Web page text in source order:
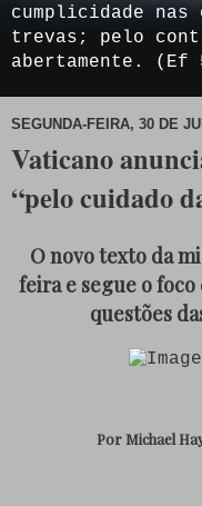
cumplicidade
trevas; pelo
abertamente. (Ef
SEGUNDA-FEIRA, 30 DE
Vaticano
“pelo cuidado
O novo texto da
feira e segue o foco
questões
Por Michael